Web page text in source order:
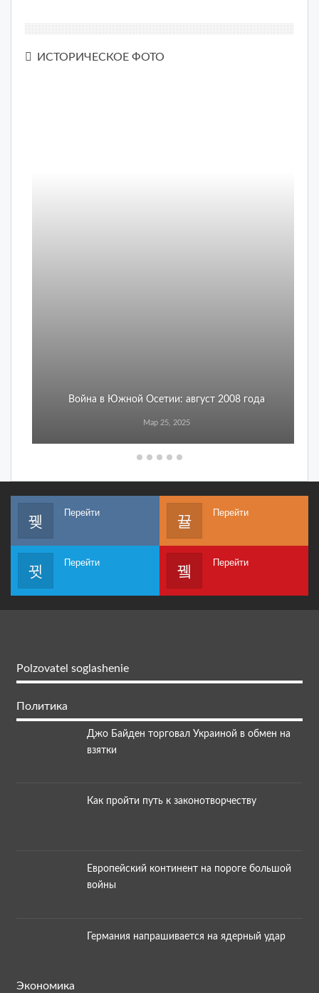
ИСТОРИЧЕСКОЕ ФОТО
Война в Южной Осетии: август 2008 года
Мар 25, 2025
Перейти Перейти
Перейти Перейти
Polzovatel soglashenie
Политика
Джо Байден торговал Украиной в обмен на
взятки
Как пройти путь к законотворчеству
Европейский континент на пороге большой
войны
Германия напрашивается на ядерный удар
Экономика